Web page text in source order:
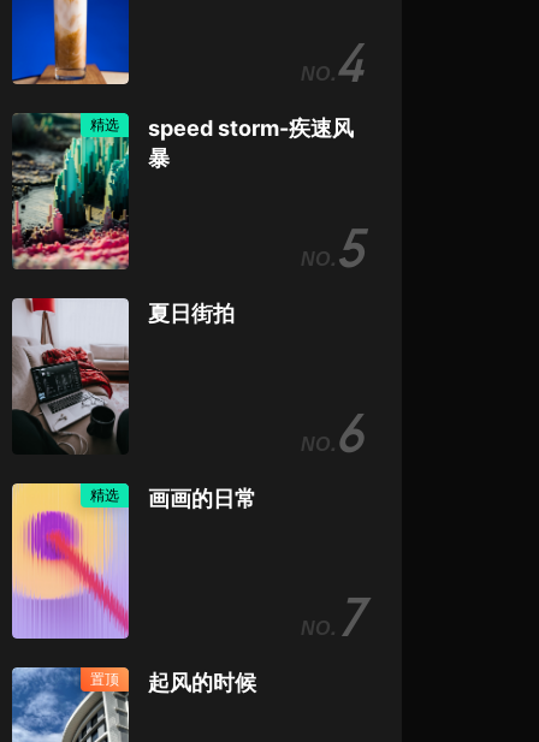
4
精选
speed storm-疾速风
暴
5
夏日街拍
6
精选 画画的日常
7
置顶 起风的时候